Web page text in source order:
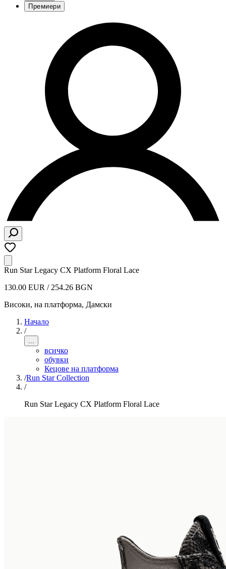
Премиери
Run Star Legacy CX Platform Floral Lace
130.00 EUR / 254.26 BGN
Високи, на платформа, Дамски
Начало
/
...
всичко
обувки
Кецове на платформа
/Run Star Collection
/
Run Star Legacy CX Platform Floral Lace